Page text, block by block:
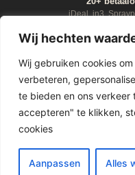
Wij hechten
Wij gebruiken cookies
verbeteren,
te bieden en ons verkeer
accepteren" te klikken,
cookies
Aanpassen Alles
iDeal, in3,
LET OP,